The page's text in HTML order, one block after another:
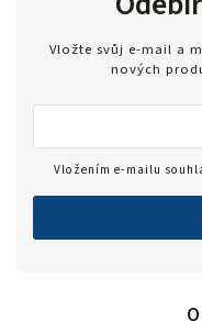
Vložte svůj e-mail a
nových
Vložením e-mailu